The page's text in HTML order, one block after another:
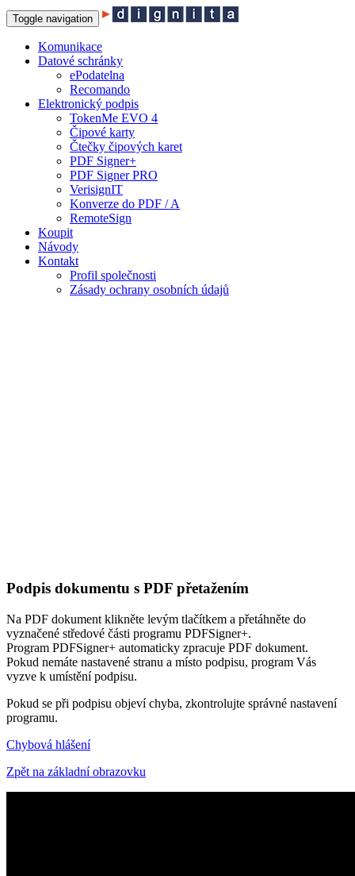
Toggle navigation
Komunikace
Datové schránky
ePodatelna
Recomando
Elektronický podpis
TokenMe EVO 4
Čipové karty
Čtečky čipových karet
PDF Signer+
PDF Signer PRO
VerisignIT
Konverze do PDF / A
RemoteSign
Koupit
Návody
Kontakt
Profil společnosti
Zásady ochrany osobních údajů
Podpis dokumentu s PDF přetažením
Na PDF dokument klikněte levým tlačítkem a přetáhněte do
vyznačené středové části programu PDFSigner+.
Program PDFSigner+ automaticky zpracuje PDF dokument.
Pokud nemáte nastavené stranu a místo podpisu, program Vás
vyzve k umístění podpisu.
Pokud se při podpisu objeví chyba, zkontrolujte správné nastavení
programu.
Chybová hlášení
Zpět na základní obrazovku